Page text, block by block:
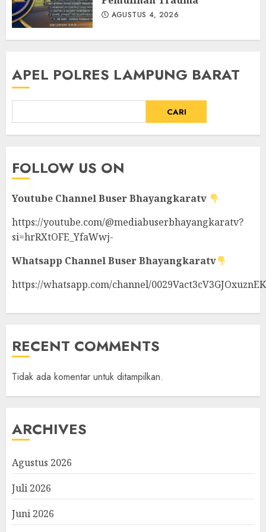
AGUSTUS 4, 2026
APEL POLRES LAMPUNG BARAT
CARI
FOLLOW US ON
Youtube ChannelBuser Bhayangkaratv
https://youtube.com/@mediabuserbhayangkaratv?
si=hrRXtOFE_YfaWwj-
Whatsapp ChannelBuser Bhayangkaratv
https://whatsapp.com/channel/
RECENT COMMENTS
Tidak ada komentar untuk ditampilkan.
ARCHIVES
Agustus 2026
Juli 2026
Juni 2026